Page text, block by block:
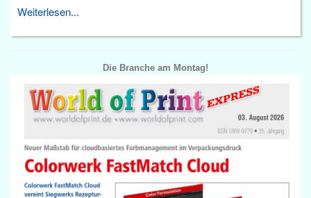
Weiterlesen...
Die Branche am Montag!